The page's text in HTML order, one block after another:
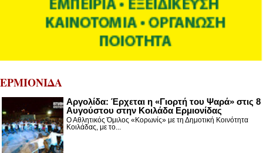
ΕΡΜΙΟΝΙΔΑ
Αργολίδα: Έρχεται η «Γιορτή του Ψαρά» στις 8
Αυγούστου στην Κοιλάδα Ερμιονίδας
Ο Αθλητικός Όμιλος «Κορωνίς» με τη Δημοτική Κοινότητα
Κοιλάδας, με το...